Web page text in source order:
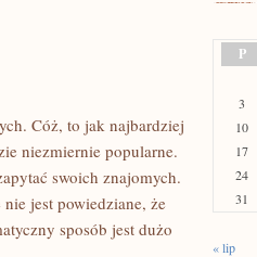
Cóż, to jak najbardziej
niezmiernie popularne.
swoich znajomych.
jest powiedziane, że
sposób jest dużo
P
3
10
17
24
31
« lip